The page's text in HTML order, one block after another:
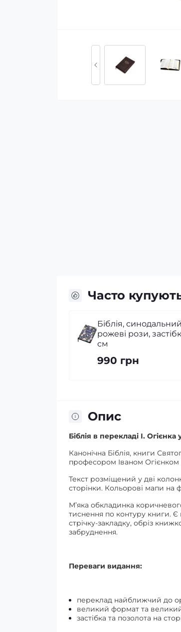
Часто
Біблія Огієнка, сіра,
індекси, 17х24 см
1 099 грн
Опис
Біблія в перекладі І.
Канонічна Біблія, книги
професором Іваном Огієнком
Текст розміщений у дві
сторінки. Кольорові мапи на
М’яка обкладинка
тиснення по контуру книги. Є
стрічку-закладку, обріз
забруднення.
Переваги видання:
переклад найближчий до
великий формат та
застібка та позолота на